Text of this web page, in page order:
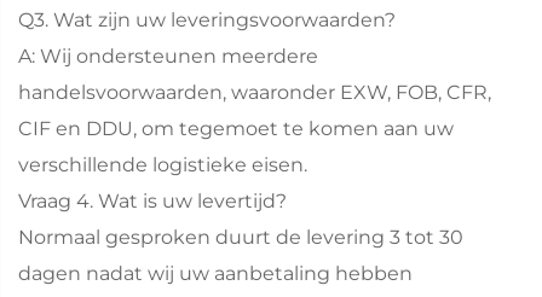
Q3. Wat zijn uw leveringsvoorwaarden?
A: Wij ondersteunen meerdere
handelsvoorwaarden, waaronder EXW, FOB, CFR,
CIF en DDU, om tegemoet te komen aan uw
verschillende logistieke eisen.
Vraag 4. Wat is uw levertijd?
Normaal gesproken duurt de levering 3 tot 30
dagen nadat wij uw aanbetaling hebben